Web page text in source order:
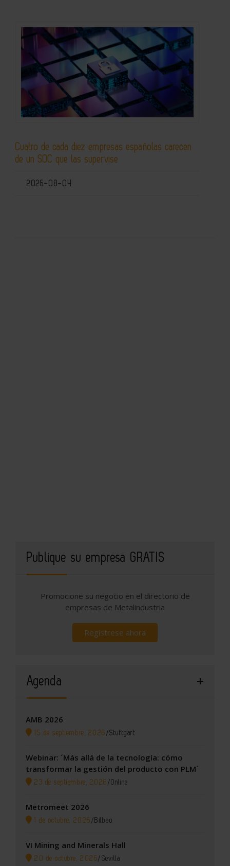
Cuatro de cada diez empresas españolas carecen
de un SOC que las supervise
2026-08-04
Publique su empresa GRATIS
Promocione su negocio en el directorio de
empresas de Metalindustria
Regístrese ahora
Agenda
AMB 2026
15 de septiembre, 2026 /Stuttgart
Webinar: ´Más allá de la tecnología: cómo
transformar la gestión del producto con PLM´
23 de septiembre, 2026 /Online
Metromeet 2026
1 de octubre, 2026 / Bilbao
VI Mining and Minerals Hall
20 de octubre, 2026/ Sevilla